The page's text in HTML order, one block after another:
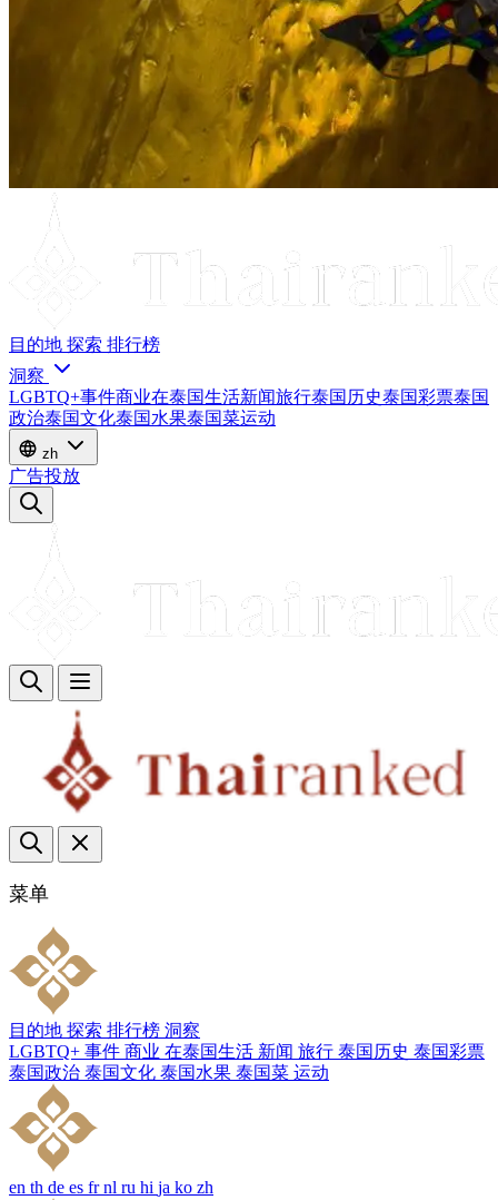
目的地 探索 排行榜
洞察
LGBTQ+事件商业在泰国生活新闻旅行泰国历史泰国彩票泰国
政治泰国文化泰国水果泰国菜运动
zh
广告投放
菜单
目的地 探索 排行榜 洞察
LGBTQ+ 事件 商业 在泰国生活 新闻 旅行 泰国历史 泰国彩票
泰国政治 泰国文化 泰国水果 泰国菜 运动
en th de es fr nl ru hi ja ko zh